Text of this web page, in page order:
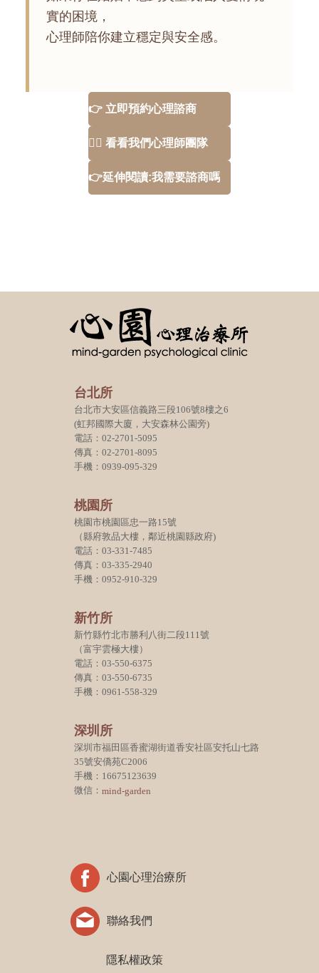
實的困境，
心理師陪你建立穩定與安全感。
👉 立即預約心理諮商
👩‍⚕️ 看看我們心理師團隊
👉延伸閱讀:我需要諮商嗎
台北所
台北市大安區信義路三段106號8樓之6
(虹邦國際大廈，大安森林公園旁)
電話：02-2701-5095
傳真：02-2701-8095
手機：0939-095-329
桃園所
桃園市桃園區忠一路15號
（縣府敦品大樓，鄰近桃園縣政府)
電話：03-331-7485
傳真：03-335-2940
手機：0952-910-329
新竹所
新竹縣竹北市勝利八街二段111號
（富宇雲極大樓）
電話：03-550-6375
傳真：03-550-6735
手機：0961-558-329
深圳所
深圳市福田區香蜜湖街道香安社區安托山七路
35號安僑苑C2006
手機：16675123639
微信： mind-garden
心園心理治療所
聯絡我們
隱私權政策